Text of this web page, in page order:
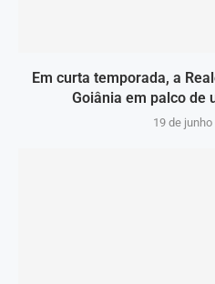
Em curta temporada, a
Goiânia em palco de
19 de